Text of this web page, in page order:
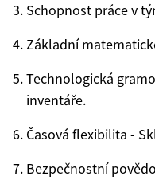
Schopnost práce v
Základní
Technologická
inventáře.
Časová flexibilita -
Bezpečnostní